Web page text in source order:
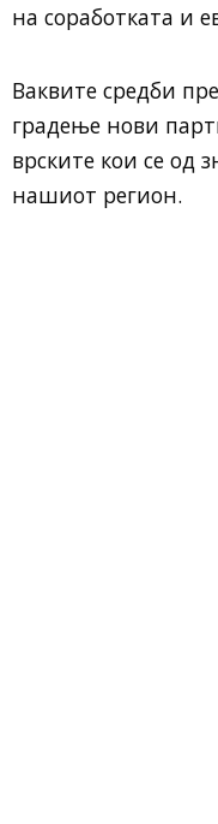
на соработката и
Ваквите средби
градење нови
врските кои се од
нашиот регион.